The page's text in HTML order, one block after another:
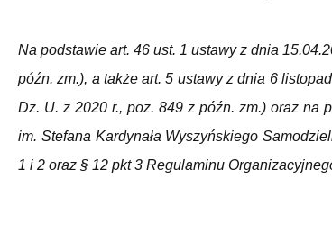
Na podstawie art. 46 ust. 1 ustawy z dnia
późn. zm.), a także art. 5 ustawy z dnia 6
Dz. U. z 2020 r., poz. 849 z późn. zm.) oraz na
im. Stefana Kardynała Wyszyńskiego
1 i 2 oraz § 12 pkt 3 Regulaminu